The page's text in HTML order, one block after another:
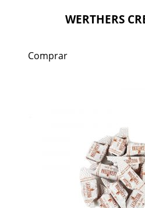
WERTHERS
Comprar